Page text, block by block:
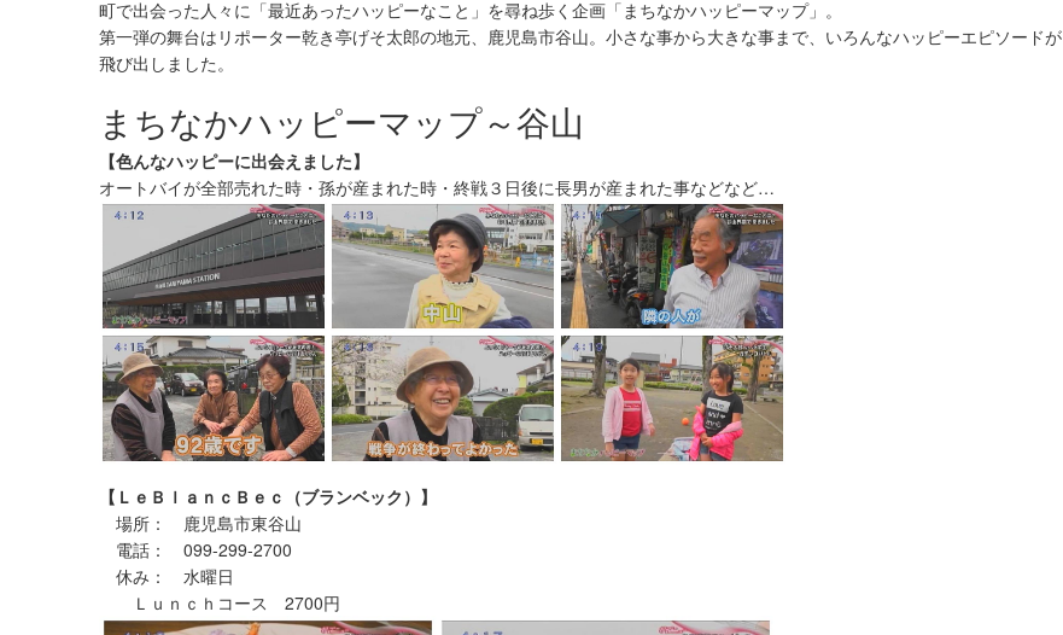
町で出会った人々に「最近あったハッピーなこと」を尋ね歩く企画「まちなかハッピーマップ」。
第一弾の舞台はリポーター乾き亭げそ太郎の地元、鹿児島市谷山。小さな事から大きな事まで、いろんなハッピーエピソードが
飛び出しました。
まちなかハッピーマップ～谷山
【色んなハッピーに出会えました】
オートバイが全部売れた時・孫が産まれた時・終戦３日後に長男が産まれた事などなど…
【ＬｅＢｌａｎｃＢｅｃ（ブランベック）】
場所： 鹿児島市東谷山
電話： 099-299-2700
休み： 水曜日
Ｌｕｎｃｈコース 2700円